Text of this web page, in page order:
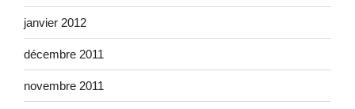
janvier 2012
décembre 2011
novembre 2011